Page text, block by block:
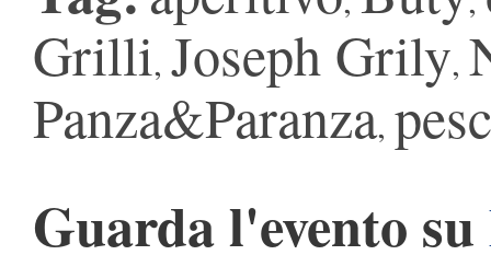
Grilli, Joseph Grily,
Panza&Paranza,
Guarda l'evento su